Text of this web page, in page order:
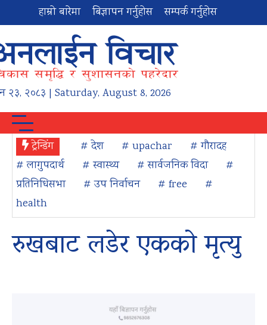
हाम्रो बारेमा बिज्ञापन गर्नुहोस सम्पर्क गर्नुहोस
२३, २०८३ | Saturday, August 8, 2026
ट्रेन्डिंग # देश # upachar
# गौरादह
# लागुपदार्थ
# स्वास्थ्य # सार्वजनिक विदा
#
प्रतिनिधिसभा
# उप निर्वाचन # free
#
health
रुखबाट लडेर एकको मृत्यु